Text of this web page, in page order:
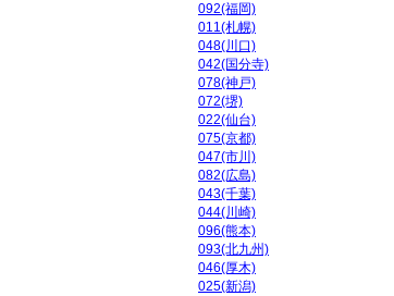
092(福岡)
011(札幌)
048(川口)
042(国分寺)
078(神戸)
072(堺)
022(仙台)
075(京都)
047(市川)
082(広島)
043(千葉)
044(川崎)
096(熊本)
093(北九州)
046(厚木)
025(新潟)